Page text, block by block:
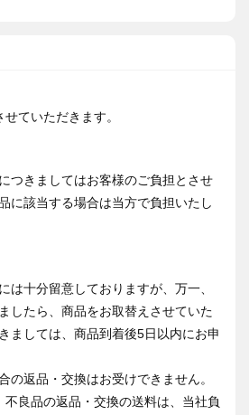
ていただきます。
つきましてはお客様のご負担とさせ
に該当する場合は当方で負担いたし
は十分留意しておりますが、万一、
したら、商品をお取替えさせていた
ましては、商品到着後5日以内にお申
の返品・交換はお受けできません。
不良品の返品・交換の送料は、当社負